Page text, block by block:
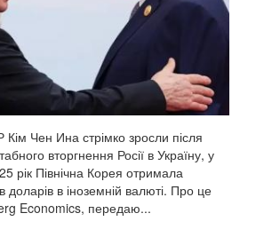
Чен Ина стрімко зросли після
вторгнення Росії в Україну, у
рік Північна Корея отримала
доларів в іноземній валюті. Про це
Economics, передаю...